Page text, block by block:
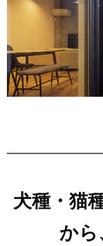
犬種・猫
か